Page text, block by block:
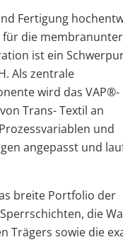
Fertigung
die
ist ein
Als zentrale
wird das VAP®-
Trans- Textil an
und
angepasst und
breite Portfolio der
die
Trägers sowie die